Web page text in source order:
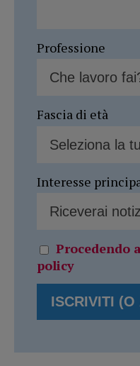
Professione
Fascia di età
Interesse
Procedendo
policy